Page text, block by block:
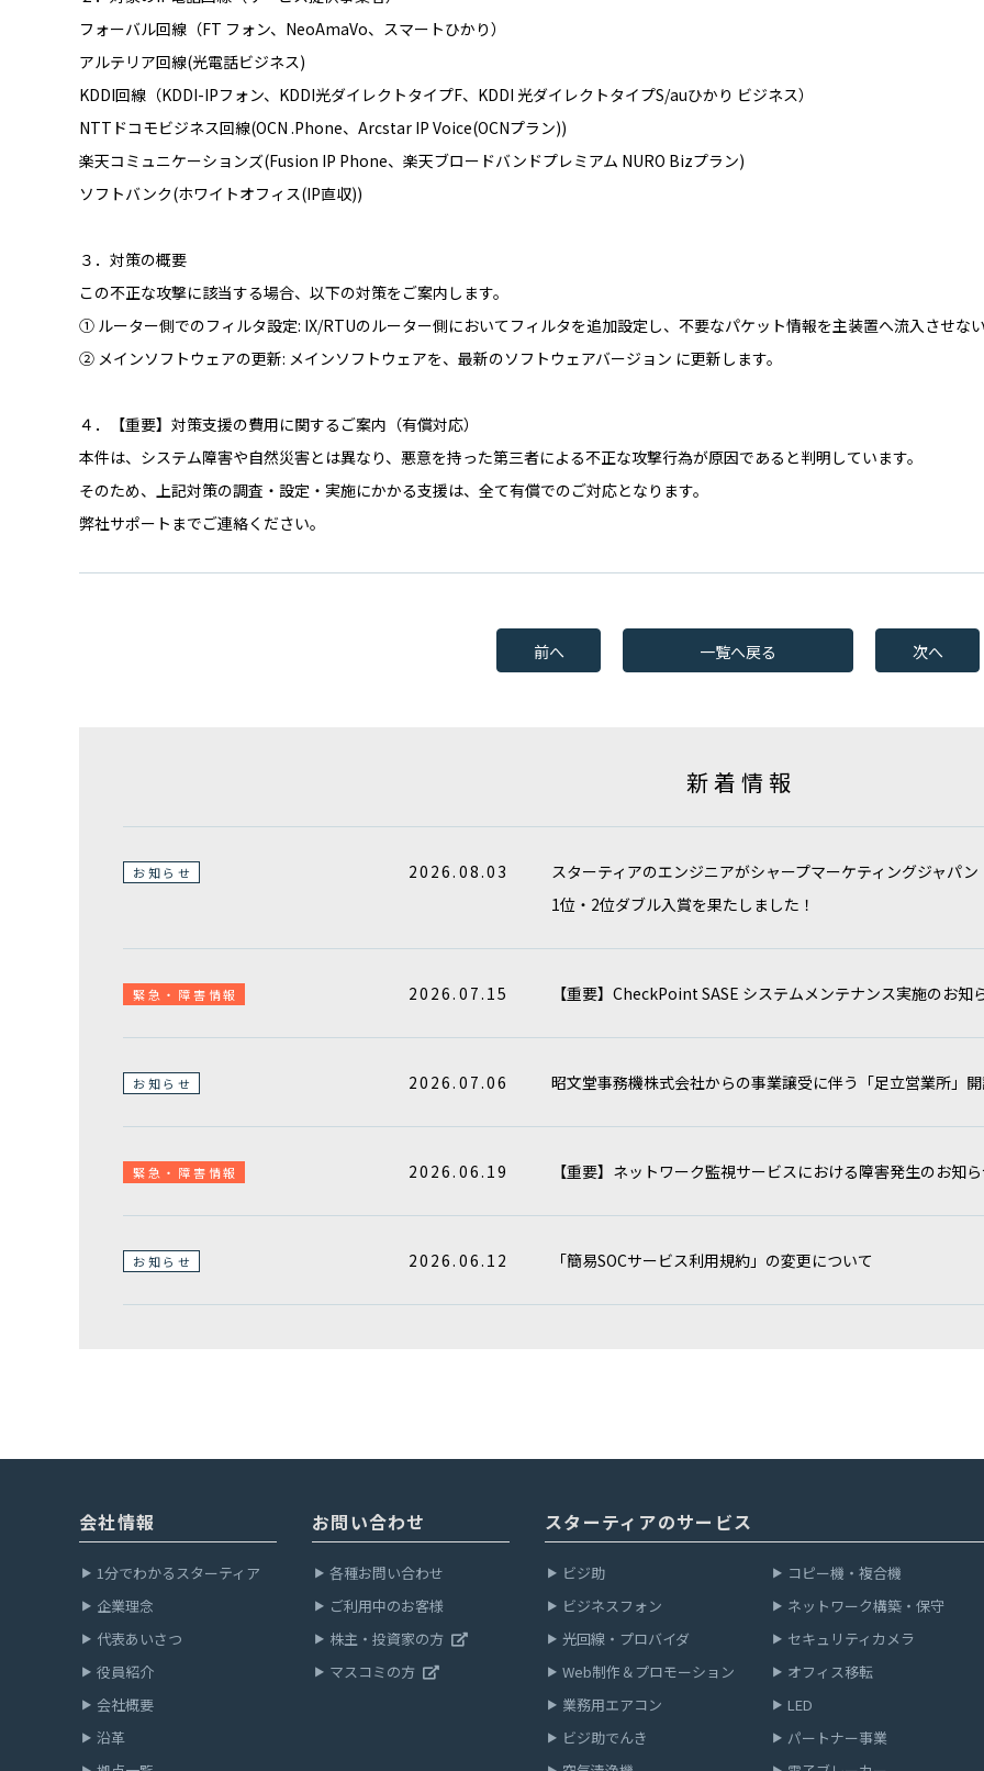
フォーバル回線（FT フォン、NeoAmaVo、スマートひかり）
アルテリア回線(光電話ビジネス)
KDDI回線（KDDI-IPフォン、KDDI光ダイレクトタイプF、KDDI 光ダイレクトタイプS/auひかり ビジネス）
NTTドコモビジネス回線(OCN .Phone、Arcstar IP Voice(OCNプラン))
楽天コミュニケーションズ(Fusion IP Phone、楽天ブロードバンドプレミアム NURO Bizプラン)
ソフトバンク(ホワイトオフィス(IP直収))
３．対策の概要
この不正な攻撃に該当する場合、以下の対策をご案内します。
① ルーター側でのフィルタ設定: IX/RTUのルーター側においてフィルタを追加設定し、不要なパケット情報を主装置へ流入させない
② メインソフトウェアの更新: メインソフトウェアを、最新のソフトウェアバージョン に更新します。
４．【重要】対策支援の費用に関するご案内（有償対応）
本件は、システム障害や自然災害とは異なり、悪意を持った第三者による不正な攻撃行為が原因であると判明しています。
そのため、上記対策の調査・設定・実施にかかる支援は、全て有償でのご対応となります。
弊社サポートまでご連絡ください。
前へ 一覧へ戻る 次へ
新着情報
お知らせ 2026.08.03
スターティアのエンジニアがシャープマーケティングジャパ
1位・2位ダブル入賞を果たしました！
緊急・障害情報 2026.07.15 【重要】CheckPoint SASE システムメンテナンス実施のお知
お知らせ 2026.07.06 昭文堂事務機株式会社からの事業譲受に伴う「足立営業所」
緊急・障害情報 2026.06.19 【重要】ネットワーク監視サービスにおける障害発生のお知
お知らせ 2026.06.12 「簡易SOCサービス利用規約」の変更について
会社情報
1分でわかるスターティア
企業理念
代表あいさつ
役員紹介
会社概要
沿革
お問い合わせ
各種お問い合わせ
ご利用中のお客様
株主・投資家の方
マスコミの方
スターティアのサービス
ビジ助 コピー機・ 複合機
ビジネスフォン
ネットワーク構築・保守
光回線・ プロバイダ
セキュリティカメラ
Web制作＆プロモーション
オフィス移転
業務用エアコン
LED
ビジ助でんき
パートナー事業